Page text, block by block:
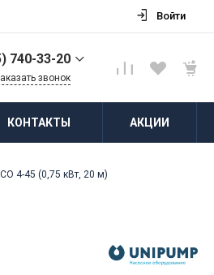
Войти
740-33-20
д.
18:00 Cб-Вс:
звонок
КОНТАКТЫ АКЦИИ
4-45 (0,75 кВт, 20 м)